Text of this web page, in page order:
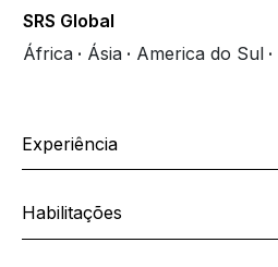
SRS Global
África
Ásia America do Sul
Experiência
Habilitações